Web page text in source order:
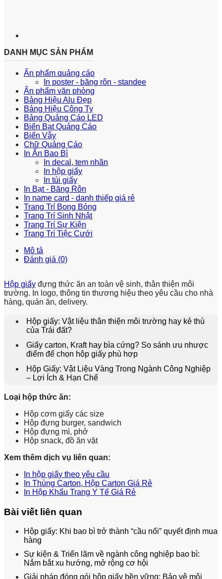
DANH MỤC SẢN PHẨM
Ấn phẩm quảng cáo
In poster - băng rôn - standee
Ấn phẩm văn phòng
Bảng Hiệu Alu Đẹp
Bảng Hiệu Công Ty
Bảng Quảng Cáo LED
Biển Bạt Quảng Cáo
Biển Vẫy
Chữ Quảng Cáo
In Ấn Bao Bì
In decal, tem nhãn
In hộp giấy
In túi giấy
In Bạt - Băng Rôn
In name card - danh thiếp giá rẻ
Trang Trí Bong Bóng
Trang Trí Sinh Nhật
Trang Trí Sự Kiện
Trang Trí Tiệc Cưới
Mô tả
Đánh giá (0)
Hộp giấy đựng thức ăn an toàn vệ sinh, thân thiện môi
trường. In logo, thông tin thương hiệu theo yêu cầu cho nhà
hàng, quán ăn, delivery.
Hộp giấy: Vật liệu thân thiện môi trường hay kẻ thù
của Trái đất?
Giấy carton, Kraft hay bìa cứng? So sánh ưu nhược
điểm để chọn hộp giấy phù hợp
Hộp Giấy: Vật Liệu Vàng Trong Ngành Công Nghiệp
– Lợi Ích & Hạn Chế
Loại hộp thức ăn:
Hộp cơm giấy các size
Hộp đựng burger, sandwich
Hộp đựng mì, phở
Hộp snack, đồ ăn vặt
Xem thêm dịch vụ liên quan:
In hộp giấy theo yêu cầu
In Thùng Carton, Hộp Carton Giá Rẻ
In Hộp Khẩu Trang Y Tế Giá Rẻ
Bài viết liên quan
Hộp giấy: Khi bao bì trở thành “cầu nối” quyết định mua
hàng
Sự kiện & Triển lãm về ngành công nghiệp bao bì:
Nắm bắt xu hướng, mở rộng cơ hội
Giải pháp đóng gói hộp giấy bền vững: Bảo vệ môi